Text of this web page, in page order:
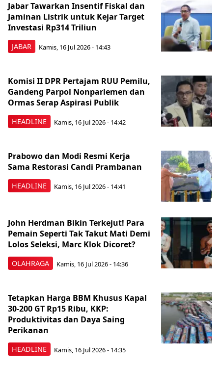
JABAR
Jabar Tawarkan Insentif Fiskal dan
Jaminan Listrik untuk Kejar Target
Investasi Rp314 Triliun
Kamis, 16 Jul 2026 - 14:43
HEADLINE
Komisi II DPR Pertajam RUU Pemilu,
Gandeng Parpol Nonparlemen dan
Ormas Serap Aspirasi Publik
Kamis, 16 Jul 2026 - 14:42
HEADLINE
Prabowo dan Modi Resmi Kerja
Sama Restorasi Candi Prambanan
Kamis, 16 Jul 2026 - 14:41
OLAHRAGA
John Herdman Bikin Terkejut! Para
Pemain Seperti Tak Takut Mati Demi
Lolos Seleksi, Marc Klok Dicoret?
Kamis, 16 Jul 2026 - 14:36
HEADLINE
Tetapkan Harga BBM Khusus Kapal
30-200 GT Rp15 Ribu, KKP:
Produktivitas dan Daya Saing
Perikanan
Kamis, 16 Jul 2026 - 14:35